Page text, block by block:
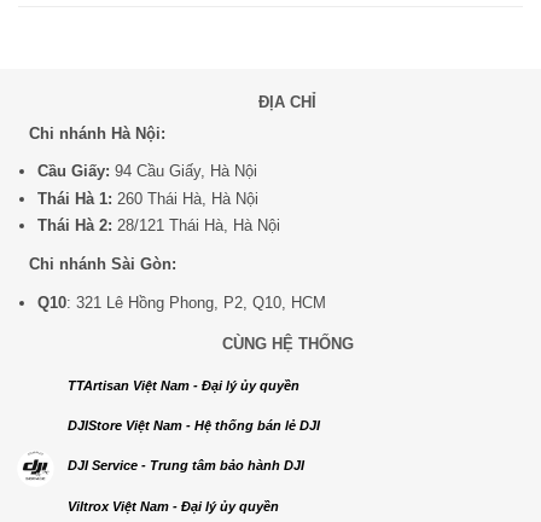
ĐỊA CHỈ
Chi nhánh Hà Nội:
Cầu Giấy: 94 Cầu Giấy, Hà Nội
Thái Hà 1: 260 Thái Hà, Hà Nội
Thái Hà 2: 28/121 Thái Hà, Hà Nội
Chi nhánh Sài Gòn:
Q10: 321 Lê Hồng Phong, P2, Q10, HCM
CÙNG HỆ THỐNG
TTArtisan Việt Nam - Đại lý ủy quyền
DJIStore Việt Nam - Hệ thống bán lẻ DJI
DJI Service - Trung tâm bảo hành DJI
Viltrox Việt Nam - Đại lý ủy quyền